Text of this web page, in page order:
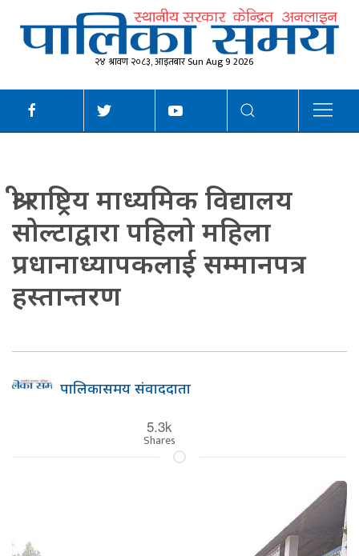
२४ श्रावण २०८३, आइतबार Sun Aug 9 2026
श्री राष्ट्रिय माध्यमिक विद्यालय
सोल्टाद्वारा पहिलो महिला
प्रधानाध्यापकलाई सम्मानपत्र
हस्तान्तरण
पालिकासमय संवाददाता
5.3k
Shares